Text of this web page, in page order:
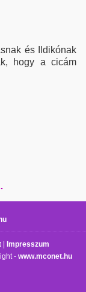
és Ildikónak
hogy a cicám
| Impresszum
- www.mconet.hu